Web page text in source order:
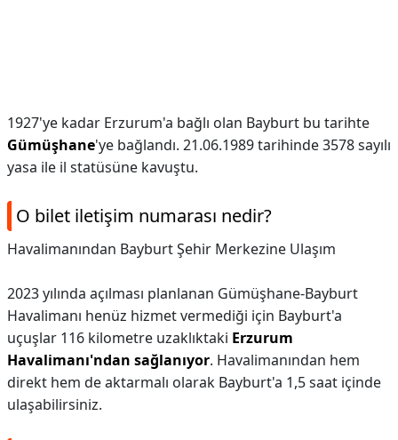
1927'ye kadar Erzurum'a bağlı olan Bayburt bu tarihte
Gümüşhane'ye bağlandı. 21.06.1989 tarihinde 3578 sayılı
yasa ile il statüsüne kavuştu.
O bilet iletişim numarası nedir?
Havalimanından Bayburt Şehir Merkezine Ulaşım
2023 yılında açılması planlanan Gümüşhane-Bayburt
Havalimanı henüz hizmet vermediği için Bayburt'a
uçuşlar 116 kilometre uzaklıktaki Erzurum
Havalimanı'ndan sağlanıyor. Havalimanından hem
direkt hem de aktarmalı olarak Bayburt'a 1,5 saat içinde
ulaşabilirsiniz.